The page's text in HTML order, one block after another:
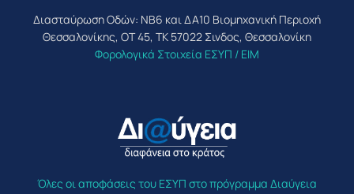
Διασταύρωση Οδών: ΝΒ6 και ΔΑ10 Βιομηχανική Περιοχή
Θεσσαλονίκης, ΟΤ 45, ΤΚ 57022 Σινδος, Θεσσαλονίκη
Φορολογικά Στοιχεία ΕΣΥΠ / ΕΙΜ
Όλες οι αποφάσεις του ΕΣΥΠ στο πρόγραμμα Διαύγεια